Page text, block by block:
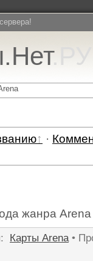
.РУ
·
жанра
Карты Arena•